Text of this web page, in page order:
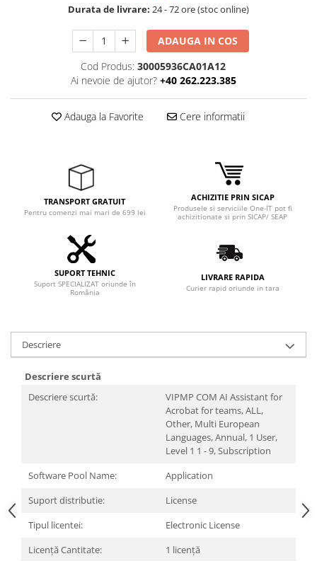
Tastaturi Gaming
Card Reader
Camere Web
Adaptoare
Tastaturi
USB Hub
Componente PC
Placi de Baza
Placi Video
Memorii
Servere & Componente
Componente Server
Durata de livrare: 24 - 72 ore (stoc online)
ADAUGA IN COS
Cod Produs: 30005936CA01A12
Ai nevoie de ajutor? +40 262.223.385
Adauga la Favorite Cere informatii
TRANSPORT GRATUIT
Pentru comenzi mai mari de 699 lei
ACHIZITIE PRIN SICAP
Produsele si serviciile One-IT pot fi
achizitionate si prin SICAP/ SEAP
SUPORT TEHNIC
Suport SPECIALIZAT oriunde în
România
LIVRARE RAPIDA
Curier rapid oriunde in tara
Descriere
Descriere scurtă
Descriere scurtă:
VIPMP COM AI Assistant for
Acrobat for teams, ALL,
Other, Multi European
Languages, Annual, 1 User,
Level 1 1 - 9, Subscription
Software Pool Name:
Application
Suport distributie:
License
Tipul licentei:
Electronic License
Licență Cantitate:
1 licență